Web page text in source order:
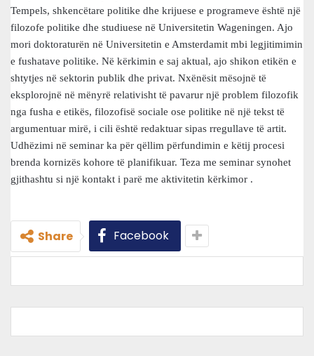
Tempels, shkencëtare politike dhe krijuese e programeve është një
filozofe politike dhe studiuese në Universitetin Wageningen. Ajo
mori doktoraturën në Universitetin e Amsterdamit mbi legjitimimin
e fushatave politike. Në kërkimin e saj aktual, ajo shikon etikën e
shtytjes në sektorin publik dhe privat. Nxënësit mësojnë të
eksplorojnë në mënyrë relativisht të pavarur një problem filozofik
nga fusha e etikës, filozofisë sociale ose politike në një tekst të
argumentuar mirë, i cili është redaktuar sipas rregullave të artit.
Udhëzimi në seminar ka për qëllim përfundimin e këtij procesi
brenda kornizës kohore të planifikuar. Teza me seminar synohet
gjithashtu si një kontakt i parë me aktivitetin kërkimor .
Share Facebook